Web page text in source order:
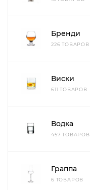
Бренди
226 ТОВАРОВ
Виски
611 ТОВАРОВ
Водка
457 ТОВАРОВ
Граппа
6 ТОВАРОВ